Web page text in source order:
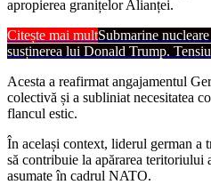
apropierea granițelor Alianței.
Citește mai multSubmarine
susținerea lui Donald Trump.
Acesta a reafirmat angajamentul
colectivă și a subliniat necesitatea
flancul estic.
În același context, liderul german a
să contribuie la apărarea
asumate în cadrul NATO.